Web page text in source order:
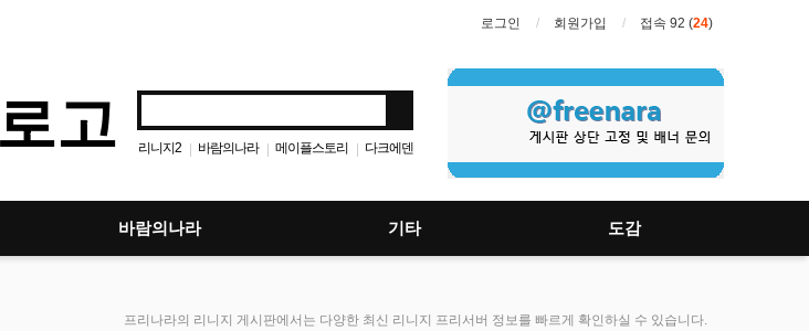
로그인 회원가입 접속 92 (24)
리니지2 | 바람의나라 | 메이플스토리 | 다크에덴
| 디아블로
바람의나라 기타 도감
프리나라의 리니지 게시판에서는 다양한 최신 리니지 프리서버 정보를 빠르게 확인하실 수 있습니다.